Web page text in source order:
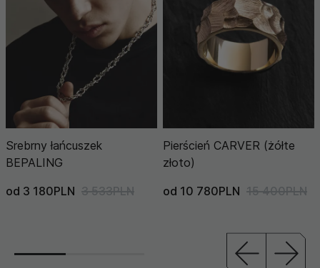
Srebrny łańcuszek
BEPALING
od 3 180PLN 3 533PLN
Pierścień CARVER (żółte
złoto)
od 10 780PLN 15 400PLN